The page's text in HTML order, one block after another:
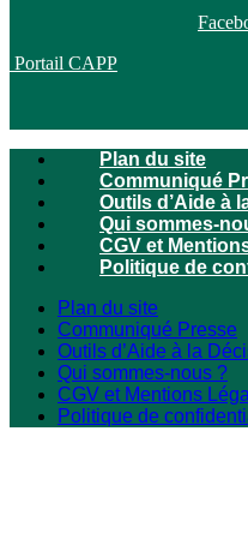
Portail CAPP
Plan du site
Communiqué
Outils d’Aide à
Qui sommes-
CGV et
Politique de
Plan du site
Communiqué Presse
Outils d’Aide à la
Qui sommes-nous ?
CGV et Mentions
Politique de